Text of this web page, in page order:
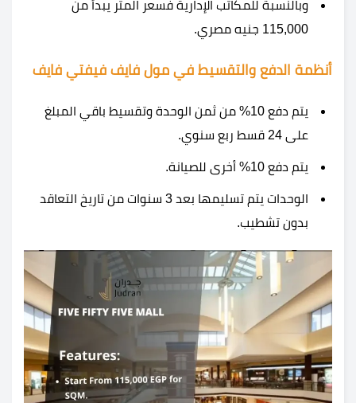
وبالنسبة للمكاتب الإدارية فسعر المتر يبدأ من
115,000 جنيه مصري.
أنظمة الدفع والتقسيط في مول فايف فيفتي فايف
يتم دفع 10% من ثمن الوحدة وتقسيط باقي المبلغ
على 24 قسط ربع سنوي.
يتم دفع 10% أخرى للصيانة.
الوحدات يتم تسليمها بعد 3 سنوات من تاريخ التعاقد
بدون تشطيب.